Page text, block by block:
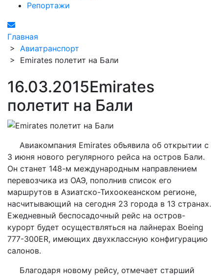
Репортажи
Главная
> Авиатранспорт
> Emirates полетит на Бали
16.03.2015Emirates
полетит на Бали
Авиакомпания Emirates объявила об открытии с
3 июня нового регулярного рейса на остров Бали.
Он станет 148-м международным направлением
перевозчика из ОАЭ, пополнив список его
маршрутов в Азиатско-Тихоокеанском регионе,
насчитывающий на сегодня 23 города в 13 странах.
Ежедневный беспосадочный рейс на остров-
курорт будет осуществляться на лайнерах Boeing
777-300ER, имеющих двухклассную конфигурацию
салонов.
Благодаря новому рейсу, отмечает старший